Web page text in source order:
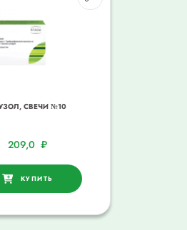
СВЕЧИ №10
209,0 ₽
КУПИТЬ